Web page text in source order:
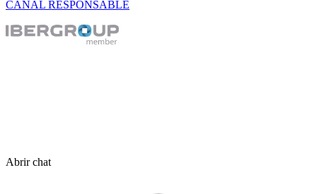
CANAL RESPONSABLE
Abrir chat